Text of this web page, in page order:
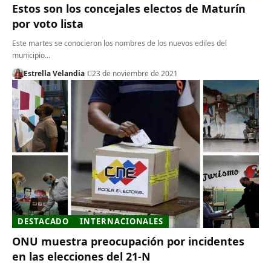
Estos son los concejales electos de Maturín
por voto lista
Este martes se conocieron los nombres de los nuevos ediles del
municipio…
Estrella Velandia
23 de noviembre de 2021
DESTACADO INTERNACIONALES
ONU muestra preocupación por incidentes
en las elecciones del 21-N